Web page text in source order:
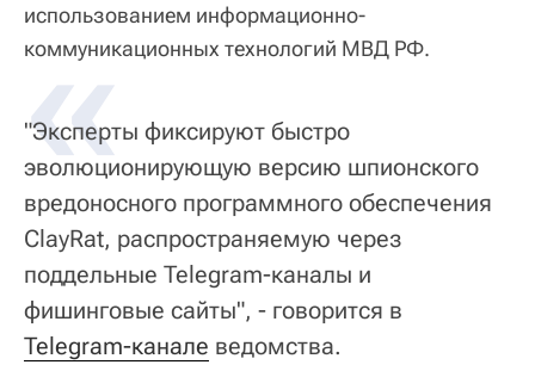
использованием информационно-
коммуникационных технологий МВД РФ.
«
"Эксперты фиксируют быстро
эволюционирующую версию шпионского
вредоносного программного обеспечения
ClayRat, распространяемую через
поддельные Telegram-каналы и
фишинговые сайты", - говорится в
Telegram-канале ведомства.